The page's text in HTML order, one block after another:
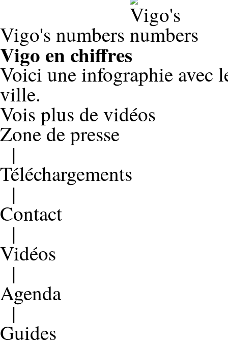
Vigo's numbers
Vigo en chiffres
Voici une infographie avec
ville.
Vois plus de vidéos
Zone de presse
|
Téléchargements
|
Contact
|
Vidéos
|
Agenda
|
Guides